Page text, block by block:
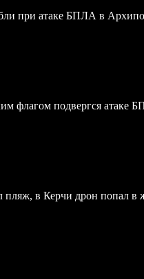
при атаке БПЛА в
флагом подвергся атаке
пляж, в Керчи дрон попал в